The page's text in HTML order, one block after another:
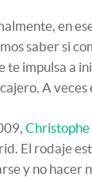
en
saber si
te impulsa a
A
Christophe
El rodaje
y no hacer